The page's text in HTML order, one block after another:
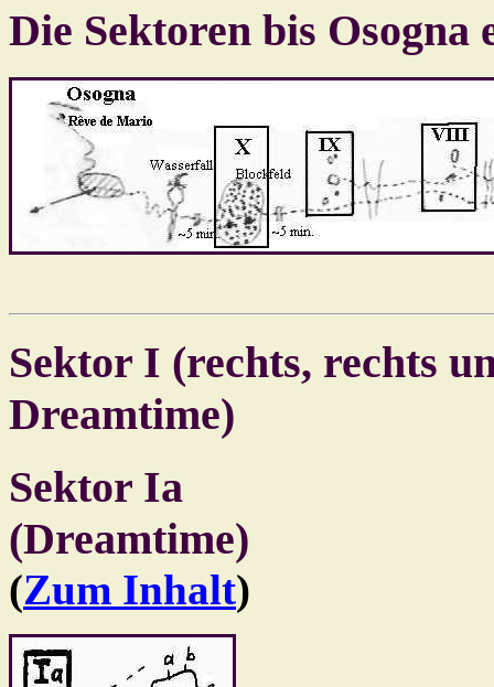
Die Sektoren bis
Sektor I (rechts, rechts
Dreamtime)
Sektor Ia
(Dreamtime)
(Zum Inhalt)